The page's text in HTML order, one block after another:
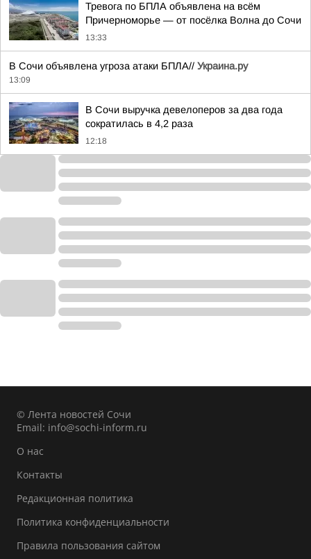
Тревога по БПЛА объявлена на всём
Причерноморье — от посёлка Волна до Сочи
13:33
В Сочи объявлена угроза атаки БПЛА// Украина.ру
13:09
В Сочи выручка девелоперов за два года
сократилась в 4,2 раза
12:18
© Лента новостей Сочи
Email: info@sochi-inform.ru
О нас
Контакты
Редакционная политика
Политика конфиденциальности
Правила пользования сайтом